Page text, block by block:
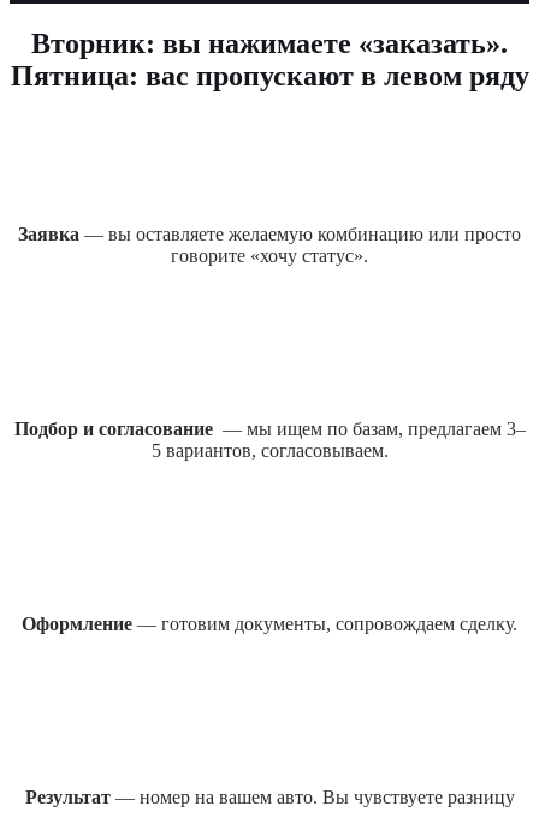
Вторник: вы нажимаете «заказать».
Пятница: вас пропускают в левом ряду
Заявка — вы оставляете желаемую комбинацию или просто
говорите «хочу статус».
Подбор и согласование — мы ищем по базам, предлагаем 3–
5 вариантов, согласовываем.
Оформление — готовим документы, сопровождаем сделку.
Результат— номер на вашем авто. Вы чувствуете разницу